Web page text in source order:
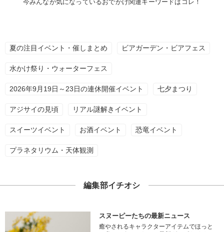
今みんなが気になっているおでかけ関連キーワードはコレ！
夏の注目イベント・催しまとめ ビアガーデン・ビアフェス
水かけ祭り・ウォーターフェス
2026年9月19日～23日の連休開催イベント 七夕まつり
アジサイの見頃 リアル謎解きイベント
スイーツイベント お酒イベント 恐竜イベント
プラネタリウム・天体観測
編集部イチオシ
スヌーピーたちの最新ニュース
癒やされるキャラクターアイテムでほっと